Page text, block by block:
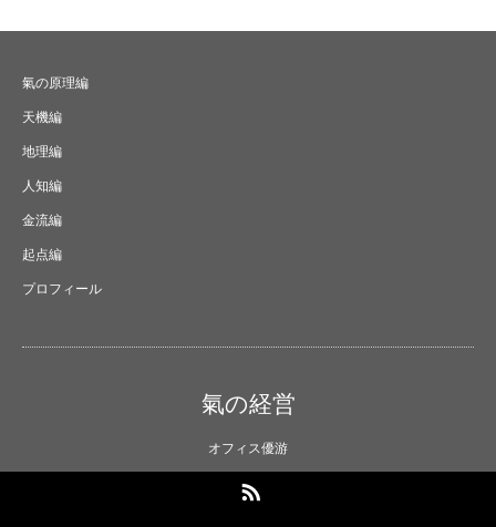
氣の原理編
天機編
地理編
人知編
金流編
起点編
プロフィール
氣の経営
オフィス優游